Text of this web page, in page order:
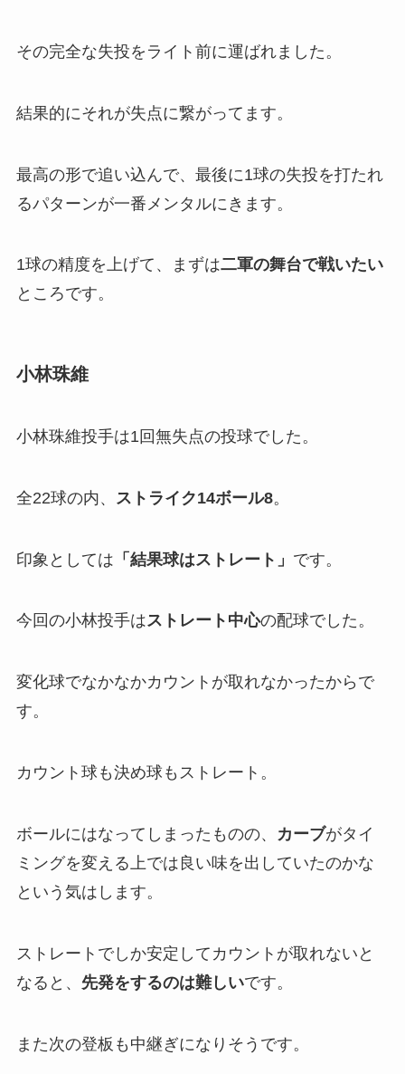
その完全な失投をライト前に運ばれました。
結果的にそれが失点に繋がってます。
最高の形で追い込んで、最後に1球の失投を打たれ
るパターンが一番メンタルにきます。
1球の精度を上げて、まずは二軍の舞台で戦いたい
ところです。
小林珠維
小林珠維投手は1回無失点の投球でした。
全22球の内、 ストライク14ボール8。
印象としては 「 結果球はストレート」 です。
今回の小林投手はストレート中心の配球でした。
変化球でなかなかカウントが取れなかったからで
す。
カウント球も決め球もストレート。
ボールにはなってしまったものの、 カーブがタイ
ミングを変える上では良い味を出していたのかな
という気はします。
ストレートでしか安定してカウントが取れないと
なると、 先発をするのは難しいです。
また次の登板も中継ぎになりそうです。